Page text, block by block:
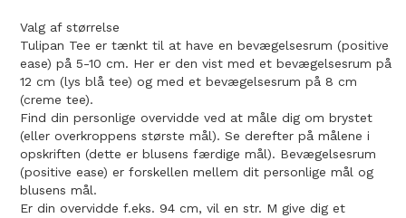
Valg af størrelse
Tulipan Tee er tænkt til at have en bevægelsesrum (positive
ease) på 5-10 cm. Her er den vist med et bevægelsesrum på
12 cm (lys blå tee) og med et bevægelsesrum på 8 cm
(creme tee).
Find din personlige overvidde ved at måle dig om brystet
(eller overkroppens største mål). Se derefter på målene i
opskriften (dette er blusens færdige mål). Bevægelsesrum
(positive ease) er forskellen mellem dit personlige mål og
blusens mål.
Er din overvidde f.eks. 94 cm, vil en str. M give dig et